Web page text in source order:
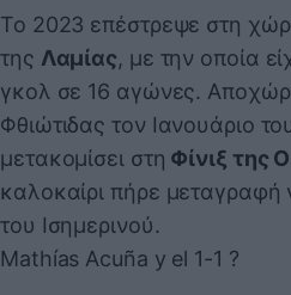
Το 2023 επέστρεψε στη
της Λαμίας, με την οποία
γκολ σε 16 αγώνες.
Φθιώτιδας τον Ιανουάριο
μετακομίσει στη Φίνιξ της
καλοκαίρι πήρε μεταγραφή
του Ισημερινού.
Mathías Acuña y el 1-1 ?